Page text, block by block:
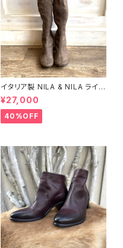
イタリア製 NILA & NILA ライン
ストーン ヒール ブーツ
¥27,000
40%OFF